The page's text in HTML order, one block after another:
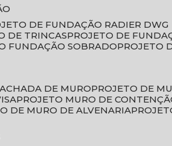
DE FUNDAÇÃO RADIER DWG
DE TRINCAS
PROJETO DE
FUNDAÇÃO SOBRADO
PROJETO
DE MURO
PROJETO DE
PROJETO MURO DE
DE MURO DE ALVENARIA